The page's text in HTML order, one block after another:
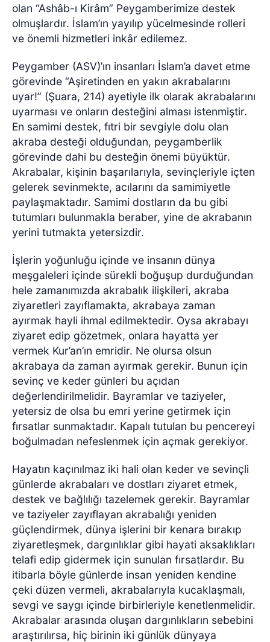
olan “Ashâb-ı Kirâm” Peygamberimize destek
olmuşlardır. İslam’ın yayılıp yücelmesinde rolleri
ve önemli hizmetleri inkâr edilemez.
Peygamber (ASV)’ın insanları İslam’a davet etme
görevinde “Aşiretinden en yakın akrabalarını
uyar!” (Şuara, 214) ayetiyle ilk olarak akrabalarını
uyarması ve onların desteğini alması istenmiştir.
En samimi destek, fıtri bir sevgiyle dolu olan
akraba desteği olduğundan, peygamberlik
görevinde dahi bu desteğin önemi büyüktür.
Akrabalar, kişinin başarılarıyla, sevinçleriyle içten
gelerek sevinmekte, acılarını da samimiyetle
paylaşmaktadır. Samimi dostların da bu gibi
tutumları bulunmakla beraber, yine de akrabanın
yerini tutmakta yetersizdir.
İşlerin yoğunluğu içinde ve insanın dünya
meşgaleleri içinde sürekli boğuşup durduğundan
hele zamanımızda akrabalık ilişkileri, akraba
ziyaretleri zayıflamakta, akrabaya zaman
ayırmak hayli ihmal edilmektedir. Oysa akrabayı
ziyaret edip gözetmek, onlara hayatta yer
vermek Kur’an’ın emridir. Ne olursa olsun
akrabaya da zaman ayırmak gerekir. Bunun için
sevinç ve keder günleri bu açıdan
değerlendirilmelidir. Bayramlar ve taziyeler,
yetersiz de olsa bu emri yerine getirmek için
fırsatlar sunmaktadır. Kapalı tutulan bu pencereyi
boğulmadan nefeslenmek için açmak gerekiyor.
Hayatın kaçınılmaz iki hali olan keder ve sevinçli
günlerde akrabaları ve dostları ziyaret etmek,
destek ve bağlılığı tazelemek gerekir. Bayramlar
ve taziyeler zayıflayan akrabalığı yeniden
güçlendirmek, dünya işlerini bir kenara bırakıp
ziyaretleşmek, dargınlıklar gibi hayati aksaklıkları
telafi edip gidermek için sunulan fırsatlardır. Bu
itibarla böyle günlerde insan yeniden kendine
çeki düzen vermeli, akrabalarıyla kucaklaşmalı,
sevgi ve saygı içinde birbirleriyle kenetlenmelidir.
Akrabalar arasında oluşan dargınlıkların sebebini
araştırılırsa, hiç birinin iki günlük dünyaya